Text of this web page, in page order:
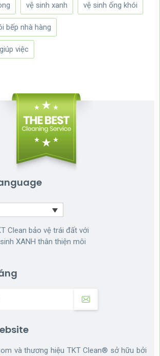
vệ sinh xanh vệ sinh ống khói
bếp nhà hàng
việc
Clean bảo vệ trái đất với
XANH thân thiện môi
và thương hiệu TKT Clean® sở hữu bởi